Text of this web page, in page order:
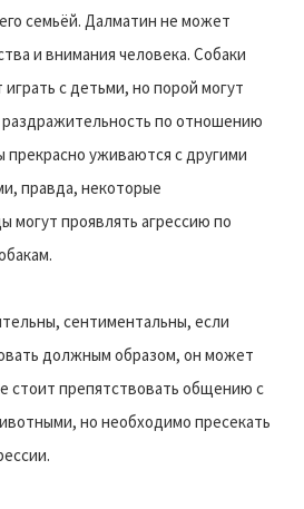
семьёй. Далматин не может
и внимания человека. Собаки
с детьми, но порой могут
по отношению
уживаются с другими
правда, некоторые
могут проявлять агрессию по
сентиментальны, если
должным образом, он может
стоит препятствовать общению с
но необходимо пресекать